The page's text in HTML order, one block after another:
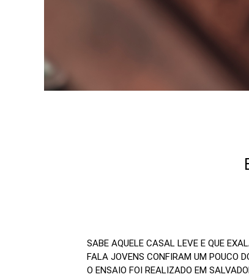
SABE AQUELE CASAL LEVE E QUE
FALA JOVENS CONFIRAM UM POUCO
O ENSAIO FOI REALIZADO EM